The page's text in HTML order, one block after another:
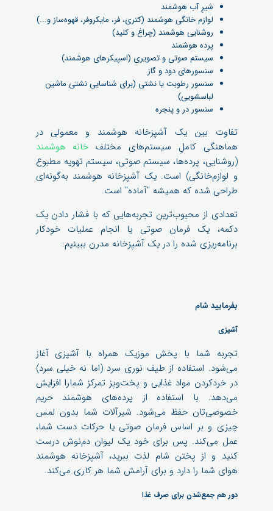
شیرِ آب هوشمند
لوازم خانگی هوشمند (کتری، فر، مایکروفر، قهوه‌ساز و...)
روشنایی هوشمند (چراغ و کلید)
پرده هوشمند
سیستم صوتی و تصویری (اسپیکر‌های هوشمند)
سنسورهای دود و گاز
سنسور رطوبت یا نشتی (برای شناسایی نشتی ماشین
لباسشویی)
سنسور در و پنجره
تفاوت بین یک آشپزخانه هوشمند و معمولی در
هماهنگی کاملِ سیستم‌های مختلفخانه هوشمند
(روشنایی، پرده‌ها، سیستم صوتی، سیستم تهویه مطبوع
و لوازم‌خانگی) است. یک آشپزخانه هوشمند به‌گونه‌ای
طراحی شده که همیشه "آماده" است.
تعدادی از محبوب‌‌ترین تجربه‌هایی که با فشار دادن یک
دکمه، یک فرمان صوتی یا انجام عملیات خودکار
برنامه‌ریزی شده را در یک آشپزخانه مدرن ببینیم:
بفرمایید شام ​​
آشپزی
تجربه شما با پخش موزیک همراه با آشپزی آغاز
می‌شود. استفاده از طیف نوری سرد (اما نه خیلی سرد)
در خردکردن مواد غذایی و پخت‌وپز تمرکز شمارا افزایش
می‌دهد. با استفاده از پرده‌های هوشمند حریم
خصوصی‌تان حفظ می‌شود. شیرآلات شما بدون لمس
چیزی و بر اساس فرمان صوتی یا حرکات دست شما،
عمل می‌کند. پس برای خود یک لیوان دم‌نوش درست
کنید و از پختن شام لذت ببرید، آشپزخانه هوشمند
هوای شما را دارد و برای آرامش شما هر کاری می‌کند.
دور هم جمع‌شدن برای صرف غذا